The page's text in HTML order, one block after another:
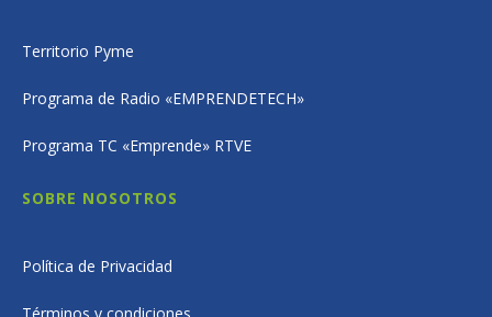
Territorio Pyme
Programa de Radio «EMPRENDETECH»
Programa TC «Emprende» RTVE
SOBRE NOSOTROS
Política de Privacidad